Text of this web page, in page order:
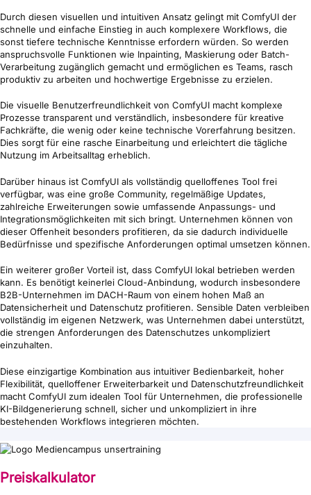
Durch diesen visuellen und intuitiven Ansatz gelingt mit ComfyUI der
schnelle und einfache Einstieg in auch komplexere Workflows, die
sonst tiefere technische Kenntnisse erfordern würden. So werden
anspruchsvolle Funktionen wie Inpainting, Maskierung oder Batch-
Verarbeitung zugänglich gemacht und ermöglichen es Teams, rasch
produktiv zu arbeiten und hochwertige Ergebnisse zu erzielen.
Die visuelle Benutzerfreundlichkeit von ComfyUI macht komplexe
Prozesse transparent und verständlich, insbesondere für kreative
Fachkräfte, die wenig oder keine technische Vorerfahrung besitzen.
Dies sorgt für eine rasche Einarbeitung und erleichtert die tägliche
Nutzung im Arbeitsalltag erheblich.
Darüber hinaus ist ComfyUI als vollständig quelloffenes Tool frei
verfügbar, was eine große Community, regelmäßige Updates,
zahlreiche Erweiterungen sowie umfassende Anpassungs- und
Integrationsmöglichkeiten mit sich bringt. Unternehmen können von
dieser Offenheit besonders profitieren, da sie dadurch individuelle
Bedürfnisse und spezifische Anforderungen optimal umsetzen können.
Ein weiterer großer Vorteil ist, dass ComfyUI lokal betrieben werden
kann. Es benötigt keinerlei Cloud-Anbindung, wodurch insbesondere
B2B-Unternehmen im DACH-Raum von einem hohen Maß an
Datensicherheit und Datenschutz profitieren. Sensible Daten verbleiben
vollständig im eigenen Netzwerk, was Unternehmen dabei unterstützt,
die strengen Anforderungen des Datenschutzes unkompliziert
einzuhalten.
Diese einzigartige Kombination aus intuitiver Bedienbarkeit, hoher
Flexibilität, quelloffener Erweiterbarkeit und Datenschutzfreundlichkeit
macht ComfyUI zum idealen Tool für Unternehmen, die professionelle
KI-Bildgenerierung schnell, sicher und unkompliziert in ihre
bestehenden Workflows integrieren möchten.
Preiskalkulator